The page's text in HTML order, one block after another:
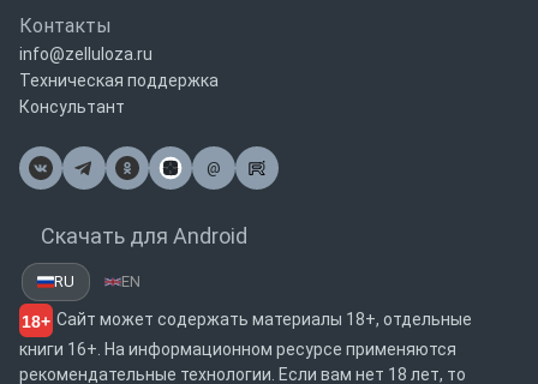
Контакты
info@zelluloza.ru
Техническая поддержка
Консультант
@
Почта
Скачать для Android
RU EN
18+ Сайт может содержать материалы 18+, отдельные
книги 16+. На информационном ресурсе применяются
рекомендательные технологии. Если вам нет 18 лет, то